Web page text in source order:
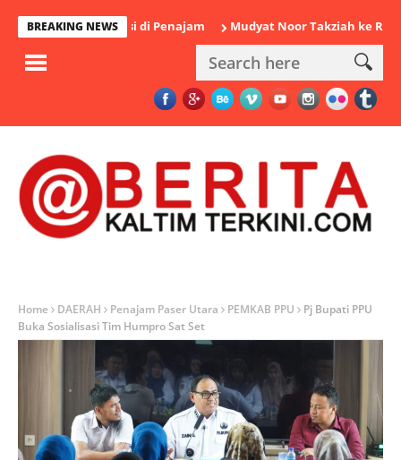
BREAKING NEWS
Polisi di Penajam Mudyat Noor Takziah ke Rumah
Home DAERAH Penajam Paser Utara PEMKAB PPU
Pj Bupati PPU
Buka Sosialisasi Tim Humpro Sat Set